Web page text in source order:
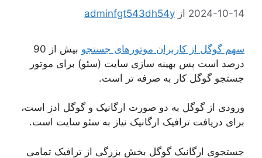
2024-10-14 از adminfgt543dh54y
سهم گوگل از کاربران موتور‌‌های جستجو
بیش از 90
درصد است پس بهینه سازی سایت (سئو) برای موتور
جستجو گوگل کار به صرفه تر است.
ورودی از گوگل به دو صورت ارگانیک و گوگل ادز است،
برای دریافت ترافیک ارگانیک نیاز به سئو سایت است.
جستجوی ارگانیک گوگل بخش بزرگی از ترافیک تمامی